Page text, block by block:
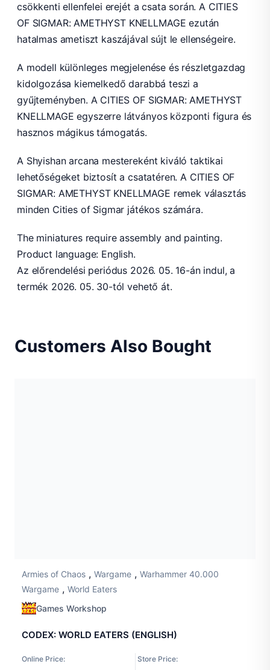
csökkenti ellenfelei erejét a csata során. A CITIES
OF SIGMAR: AMETHYST KNELLMAGE ezután
hatalmas ametiszt kaszájával sújt le ellenségeire.
A modell különleges megjelenése és részletgazdag
kidolgozása kiemelkedő darabbá teszi a
gyűjteményben. A CITIES OF SIGMAR: AMETHYST
KNELLMAGE egyszerre látványos központi figura és
hasznos mágikus támogatás.
A Shyishan arcana mestereként kiváló taktikai
lehetőségeket biztosít a csatatéren. A CITIES OF
SIGMAR: AMETHYST KNELLMAGE remek választás
minden Cities of Sigmar játékos számára.
The miniatures require assembly and painting.
Product language: English.
Az előrendelési periódus 2026. 05. 16-án indul, a
termék 2026. 05. 30-tól vehető át.
Customers Also Bought
Armies of Chaos , Wargame , Warhammer 40.000
Wargame , World Eaters
Games Workshop
CODEX: WORLD EATERS (ENGLISH)
Online Price: Store Price: